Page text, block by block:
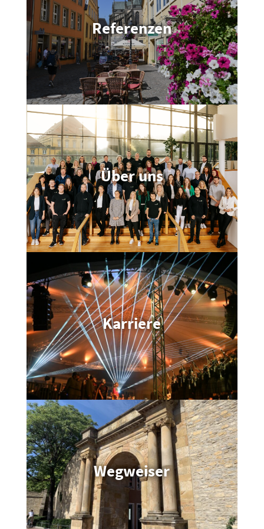
Innova­torium
Unsere Event­lo­cation im modernsten
Quartier Osnabrücks für bis zu 600
Besuchende
Referenzen
Referenzen
Begrünung & Weihnachts­be­leuchtung
Mehrweg- & Wegeleit­system
Über uns
Über uns
Team & Karriere
Leitbild & Werte
Unsere Locations
Karriere
Karriere
Jobs
Praktikum
Ausbil­dungen
Studen­tische Abschluss­ar­beiten
Wegweiser